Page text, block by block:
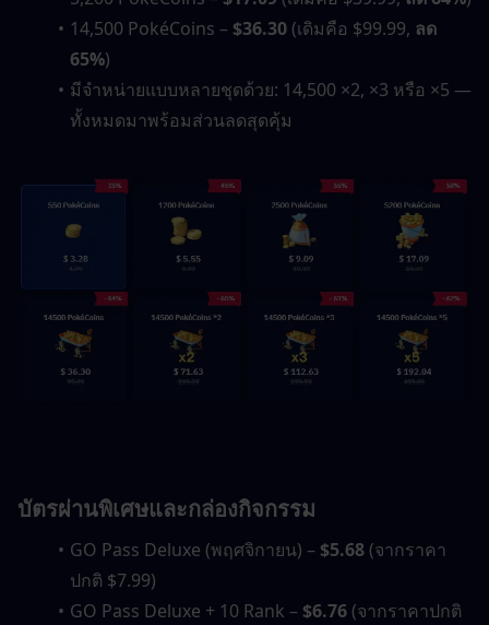
14,500 PokéCoins – $36.30 (เดิมคือ $99.99, ลด
65%)
มีจำหน่ายแบบหลายชุดด้วย: 14,500 ×2, ×3 หรือ ×5 —
ทั้งหมดมาพร้อมส่วนลดสุดคุ้ม
บัตรผ่านพิเศษและกล่องกิจกรรม
GO Pass Deluxe (พฤศจิกายน) – $5.68 (จากราคา
ปกติ $7.99)
GO Pass Deluxe + 10 Rank – $6.76 (จากราคาปกติ